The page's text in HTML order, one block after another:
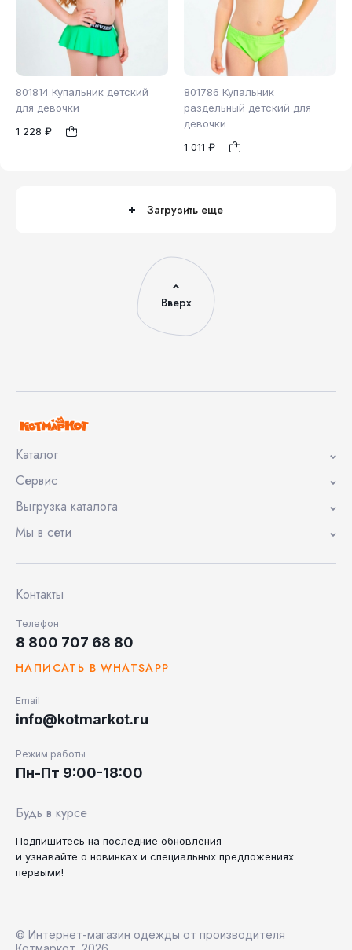
801814 Купальник детский
для девочки
1 228 ₽
98 104
801786 Купальник
раздельный детский для
девочки
1 011 ₽
1
Загрузить еще
Вверх
Каталог
Сервис
Выгрузка каталога
Мы в сети
Контакты
Телефон
8 800 707 68 80
НАПИСАТЬ В WHATSAPP
Email
info@kotmarkot.ru
Режим работы
Пн-Пт 9:00-18:00
Будь в курсе
Подпишитесь на последние обновления
и узнавайте о новинках и специальных предложениях
первыми!
© Интернет-магазин одежды от производителя